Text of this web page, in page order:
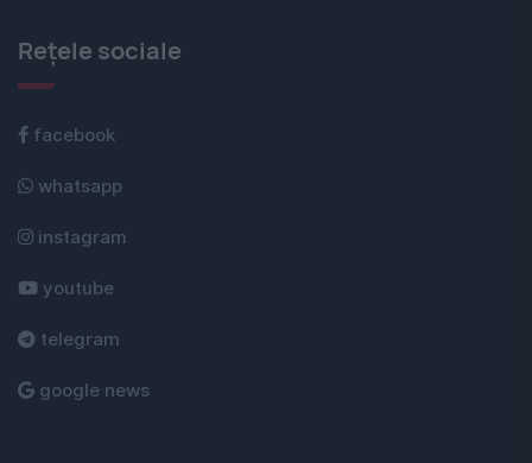
Rețele sociale
facebook
whatsapp
instagram
youtube
telegram
google news